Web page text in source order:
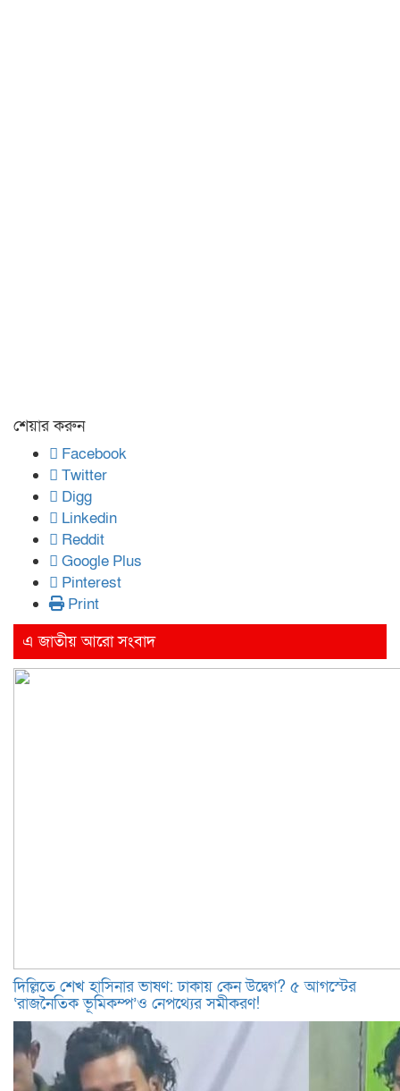
শেয়ার করুন
Facebook
Twitter
Digg
Linkedin
Reddit
Google Plus
Pinterest
Print
এ জাতীয় আরো সংবাদ
দিল্লিতে শেখ হাসিনার ভাষণ: ঢাকায় কেন উদ্বেগ? ৫ আগস্টের
‘রাজনৈতিক ভূমিকম্প’ও নেপথ্যের সমীকরণ!